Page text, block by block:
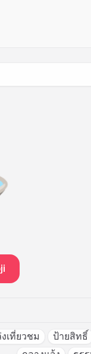
เที่ยวชม ป้ายสิทธิ์